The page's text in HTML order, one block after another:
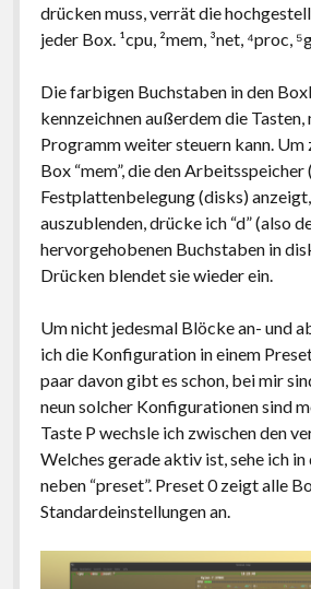
drücken muss, verrät die
jeder Box. ¹cpu, ²mem, ³net, ⁴proc,
Die farbigen Buchstaben in den
kennzeichnen außerdem die Tasten,
Programm weiter steuern kann. Um
Box “mem”, die den Arbeitsspeicher
Festplattenbelegung (disks)
auszublenden, drücke ich “d” (also
hervorgehobenen Buchstaben in
Drücken blendet sie wieder ein.
Um nicht jedesmal Blöcke an- und
ich die Konfiguration in einem
paar davon gibt es schon, bei mir
neun solcher Konfigurationen sind
Taste P wechsle ich zwischen den
Welches gerade aktiv ist, sehe ich
neben “preset”. Preset 0 zeigt alle
Standardeinstellungen an.